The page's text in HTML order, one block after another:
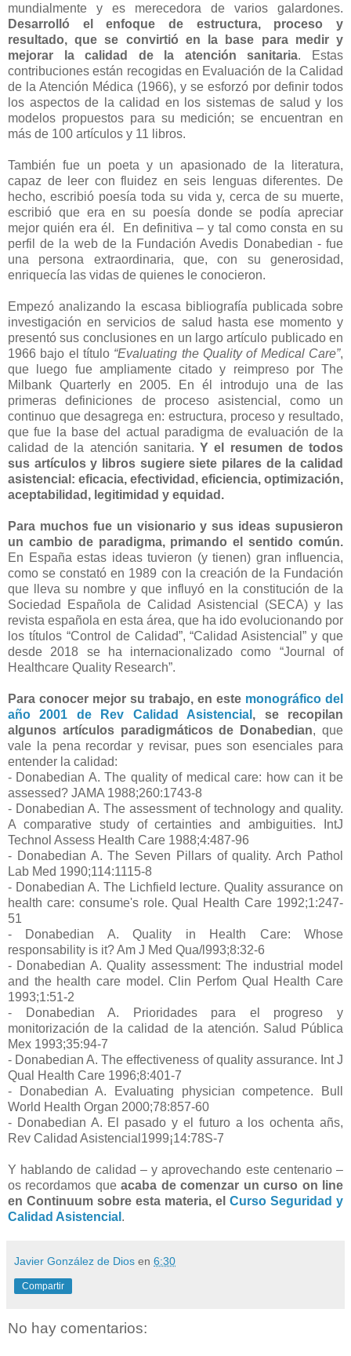
mundialmente y es merecedora de varios galardones.
Desarrolló el enfoque de estructura, proceso y
resultado, que se convirtió en la base para medir y
mejorar la calidad de la atención sanitaria. Estas
contribuciones están recogidas en Evaluación de la Calidad
de la Atención Médica (1966), y se esforzó por definir todos
los aspectos de la calidad en los sistemas de salud y los
modelos propuestos para su medición; se encuentran en
más de 100 artículos y 11 libros.
También fue un poeta y un apasionado de la literatura,
capaz de leer con fluidez en seis lenguas diferentes. De
hecho, escribió poesía toda su vida y, cerca de su muerte,
escribió que era en su poesía donde se podía apreciar
mejor quién era él. En definitiva – y tal como consta en su
perfil de la web de la Fundación Avedis Donabedian - fue
una persona extraordinaria, que, con su generosidad,
enriquecía las vidas de quienes le conocieron.
Empezó analizando la escasa bibliografía publicada sobre
investigación en servicios de salud hasta ese momento y
presentó sus conclusiones en un largo artículo publicado en
1966 bajo el título “Evaluating the Quality of Medical Care”,
que luego fue ampliamente citado y reimpreso por The
Milbank Quarterly en 2005. En él introdujo una de las
primeras definiciones de proceso asistencial, como un
continuo que desagrega en: estructura, proceso y resultado,
que fue la base del actual paradigma de evaluación de la
calidad de la atención sanitaria.Y el resumen de todos
sus artículos y libros sugiere siete pilares de la calidad
asistencial: eficacia, efectividad, eficiencia, optimización,
aceptabilidad, legitimidad y equidad.
Para muchos fue un visionario y sus ideas supusieron
un cambio de paradigma, primando el sentido común.
En España estas ideas tuvieron (y tienen) gran influencia,
como se constató en 1989 con la creación de la Fundación
que lleva su nombre y que influyó en la constitución de la
Sociedad Española de Calidad Asistencial (SECA) y las
revista española en esta área, que ha ido evolucionando por
los títulos “Control de Calidad”, “Calidad Asistencial” y que
desde 2018 se ha internacionalizado como “Journal of
Healthcare Quality Research”.
Para conocer mejor su trabajo, en este monográfico del
año 2001 de Rev Calidad Asistencial , se recopilan
algunos artículos paradigmáticos de Donabedian, que
vale la pena recordar y revisar, pues son esenciales para
entender la calidad:
- Donabedian A. The quality of medical care: how can it be
assessed? JAMA 1988;260:1743-8
- Donabedian A. The assessment of technology and quality.
A comparative study of certainties and ambiguities. IntJ
Technol Assess Health Care 1988;4:487-96
- Donabedian A. The Seven Pillars of quality. Arch Pathol
Lab Med 1990;114:1115-8
- Donabedian A. The Lichfield lecture. Quality assurance on
health care: consume's role. Qual Health Care 1992;1:247-
51
- Donabedian A. Quality in Health Care: Whose
responsability is it? Am J Med Qua/l993;8:32-6
- Donabedian A. Quality assessment: The industrial model
and the health care model. Clin Perfom Qual Health Care
1993;1:51-2
- Donabedian A. Prioridades para el progreso y
monitorización de la calidad de la atención. Salud Pública
Mex 1993;35:94-7
- Donabedian A. The effectiveness of quality assurance. Int J
Qual Health Care 1996;8:401-7
- Donabedian A. Evaluating physician competence. Bull
World Health Organ 2000;78:857-60
- Donabedian A. El pasado y el futuro a los ochenta añs,
Rev Calidad Asistencial1999¡14:78S-7
Y hablando de calidad – y aprovechando este centenario –
os recordamos queacaba de comenzar un curso on line
en Continuum sobre esta materia, el Curso Seguridad y
Calidad Asistencial .
Javier González de Dios en 6:30
Compartir
No hay comentarios: